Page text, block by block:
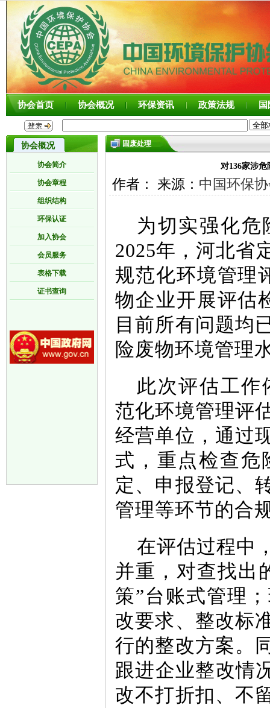
协会首页 协会概况 环保资讯 政策法规
协会概况
协会简介
协会章程
组织结构
环保认证
加入协会
会员服务
表格下载
证书查询
固废处理
对136家涉
作者： 来源： 中国环保
为切实强化危
2025年，河北省
规范化环境管理
物企业开展评估
目前所有问题均
险废物环境管理
此次评估工作
范化环境管理评
经营单位，通过
式，重点检查危
定、申报登记、
管理等环节的合
在评估过程中
并重，对查找出
策”台账式管理
改要求、整改标
行的整改方案。
跟进企业整改情
改不打折扣、不